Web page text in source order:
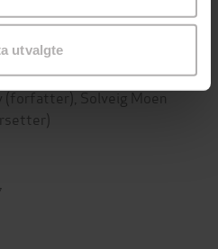
utvalgte
(forfatter),Solveig Moen